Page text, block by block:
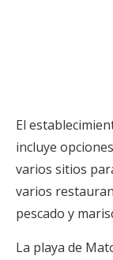
El
incluye
varios sitios
varios
pescado y
La playa de